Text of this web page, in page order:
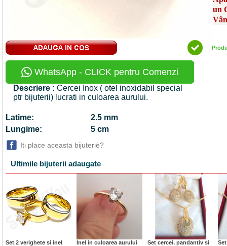
un
WhatsApp - CLICK pentru Comenzi
Descriere : Cercei Inox ( otel inoxidabil special
ptr bijuterii) lucrati in culoarea aurului.
Latime:
2.5 mm
Lungime:
5 cm
Iti place aceasta bijuterie?
Ultimile bijuterii adaugate
Set 2 verighete si inel
Inel in culoarea aurului
Set cercei, pandantiv si